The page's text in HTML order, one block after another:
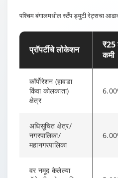
पश्चिम बंगालमधील स्टँप ड्युटी रेट्सचा
प्रॉपर्टीचे लोकेशन
₹25
कमी
कॉर्पोरेशन (हावडा
किंवा कोलकाता)
क्षेत्र
अधिसूचित क्षेत्र/
नगरपालिका/
महानगरपालिका
वर नमूद केलेल्या